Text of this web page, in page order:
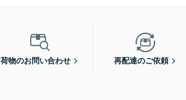
荷物のお問い合わせ 再配達のご依頼